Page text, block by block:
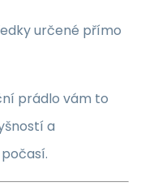
určené přímo
prádlo vám to
a